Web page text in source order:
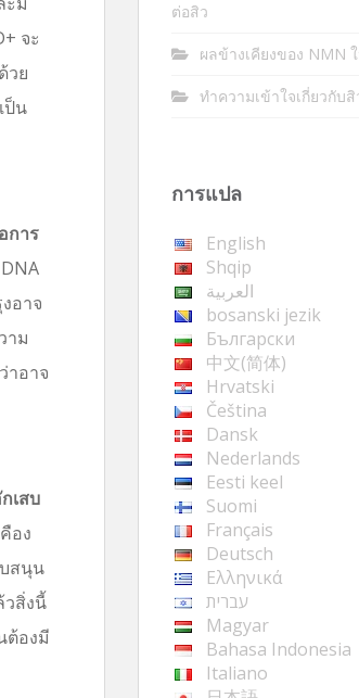
จะ
วย
ป็น
การ
อาจ
าม
าอาจ
เสบ
อง
สนุน
สิ่งนี้
ต้องมี
ต่อสิว
ผลข้างเคียงของ NMN
ทำความเข้าใจเกี่ยวกับสิ
การแปล
English
Shqip
العربية
bosanski jezik
Български
中文(简体)
Hrvatski
Čeština
Dansk
Nederlands
Eesti keel
Suomi
Français
Deutsch
Ελληνικά
עברית
Magyar
Bahasa Indonesia
Italiano